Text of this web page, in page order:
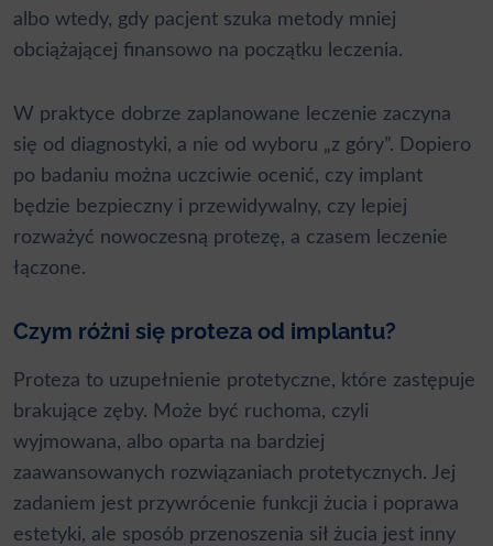
albo wtedy, gdy pacjent szuka metody mniej
obciążającej finansowo na początku leczenia.
W praktyce dobrze zaplanowane leczenie zaczyna
się od diagnostyki, a nie od wyboru „z góry”. Dopiero
po badaniu można uczciwie ocenić, czy implant
będzie bezpieczny i przewidywalny, czy lepiej
rozważyć nowoczesną protezę, a czasem leczenie
łączone.
Czym różni się proteza od implantu?
Proteza to uzupełnienie protetyczne, które zastępuje
brakujące zęby. Może być ruchoma, czyli
wyjmowana, albo oparta na bardziej
zaawansowanych rozwiązaniach protetycznych. Jej
zadaniem jest przywrócenie funkcji żucia i poprawa
estetyki, ale sposób przenoszenia sił żucia jest inny